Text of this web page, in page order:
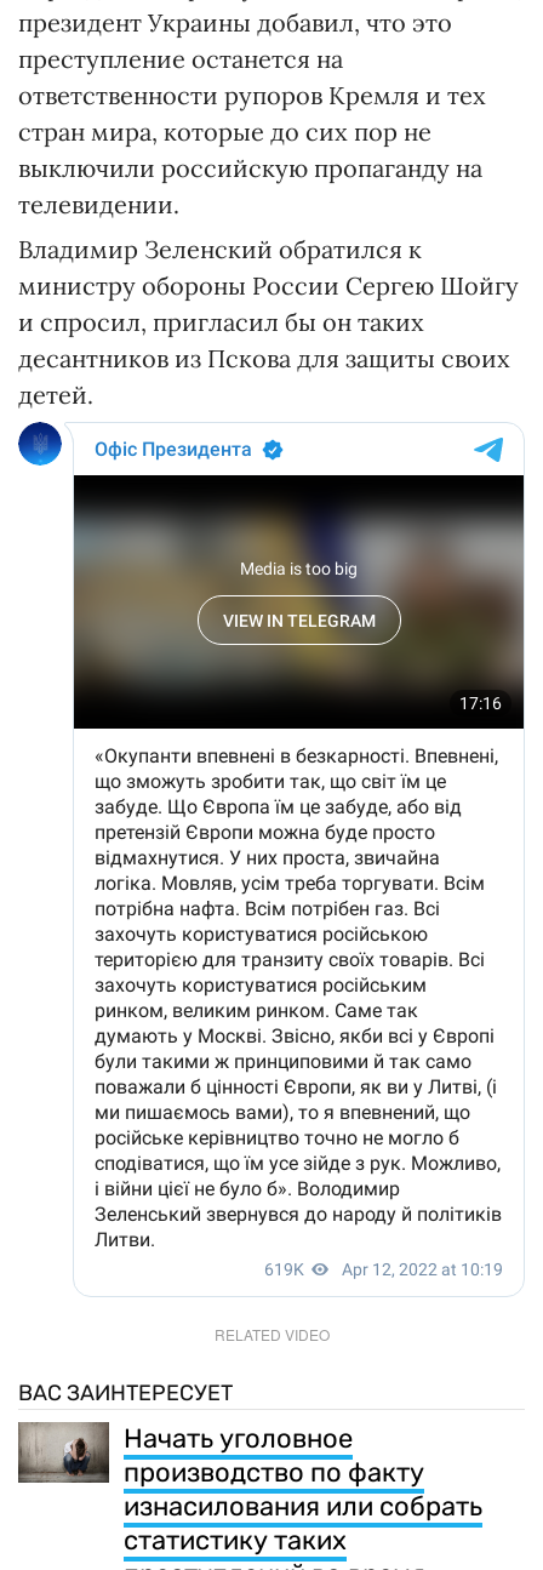
президент Украины добавил, что это
преступление останется на
ответственности рупоров Кремля и тех
стран мира, которые до сих пор не
выключили российскую пропаганду на
телевидении.
Владимир Зеленский обратился к
министру обороны России Сергею Шойгу
и спросил, пригласил бы он таких
десантников из Пскова для защиты своих
детей.
RELATED VIDEO
ВАС ЗАИНТЕРЕСУЕТ
Начать уголовное
производство по факту
изнасилования или собрать
статистику таких